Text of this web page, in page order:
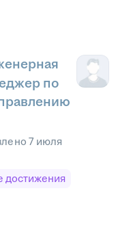
по
7 июля
достижения